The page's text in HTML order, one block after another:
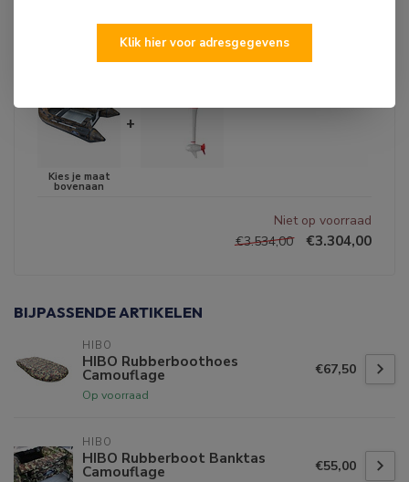
Wolong Flowstar 1.5 KW Kortstaart
Knuppelbesturing
+
Niet op voorraad
€3.534,00
€3.304,00
BIJPASSENDE ARTIKELEN
HIBO
HIBO Rubberboothoes
Camouflage
Op voorraad
€67,50
HIBO
HIBO Rubberboot Banktas
Camouflage €55,00
Klik hier voor adresgegevens